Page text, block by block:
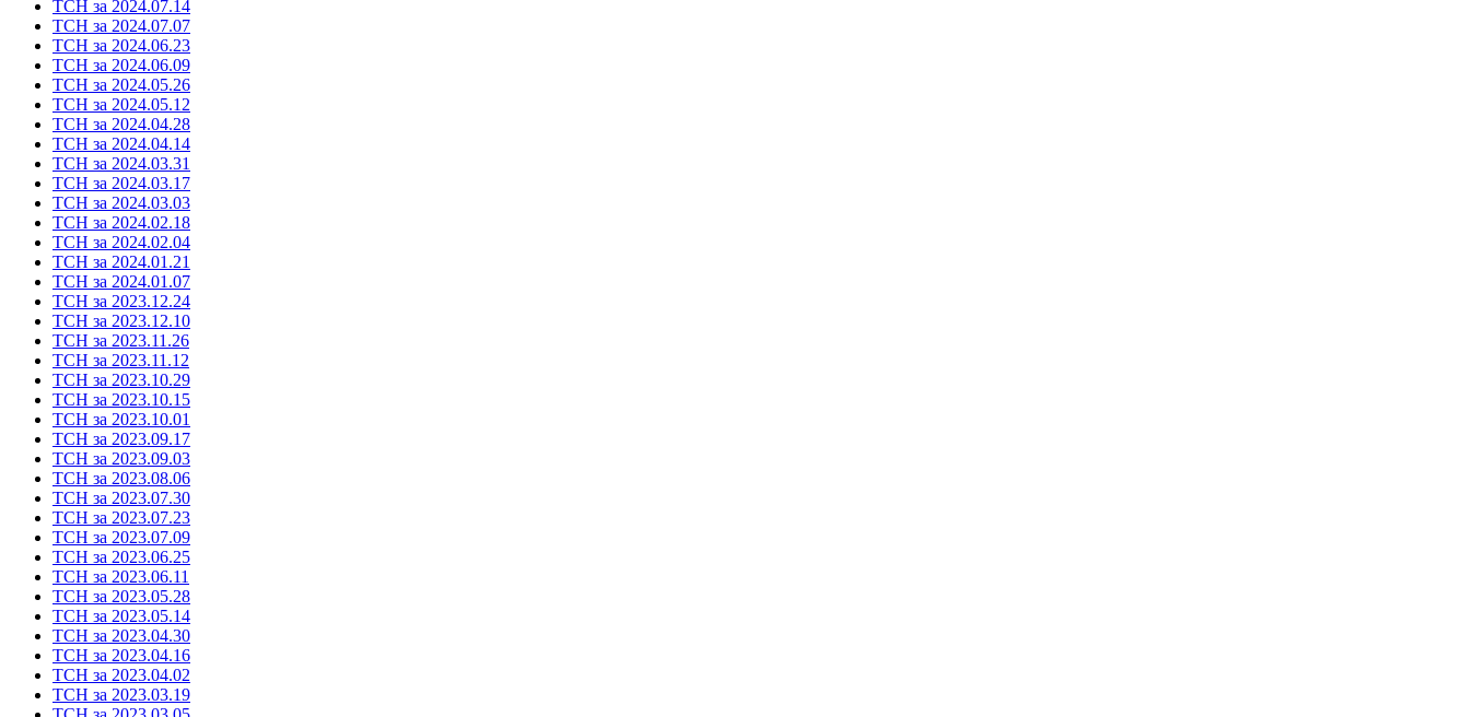
ТСН за 2024.07.14
ТСН за 2024.07.07
ТСН за 2024.06.23
ТСН за 2024.06.09
ТСН за 2024.05.26
ТСН за 2024.05.12
ТСН за 2024.04.28
ТСН за 2024.04.14
ТСН за 2024.03.31
ТСН за 2024.03.17
ТСН за 2024.03.03
ТСН за 2024.02.18
ТСН за 2024.02.04
ТСН за 2024.01.21
ТСН за 2024.01.07
ТСН за 2023.12.24
ТСН за 2023.12.10
ТСН за 2023.11.26
ТСН за 2023.11.12
ТСН за 2023.10.29
ТСН за 2023.10.15
ТСН за 2023.10.01
ТСН за 2023.09.17
ТСН за 2023.09.03
ТСН за 2023.08.06
ТСН за 2023.07.30
ТСН за 2023.07.23
ТСН за 2023.07.09
ТСН за 2023.06.25
ТСН за 2023.06.11
ТСН за 2023.05.28
ТСН за 2023.05.14
ТСН за 2023.04.30
ТСН за 2023.04.16
ТСН за 2023.04.02
ТСН за 2023.03.19